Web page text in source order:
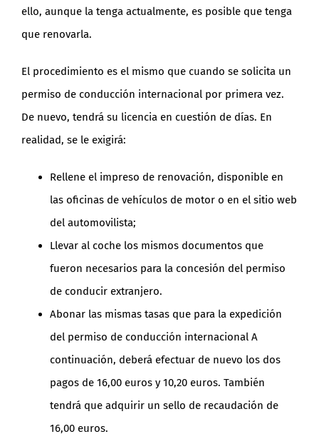
ello, aunque la tenga actualmente, es posible que tenga
que renovarla.
El procedimiento es el mismo que cuando se solicita un
permiso de conducción internacional por primera vez.
De nuevo, tendrá su licencia en cuestión de días. En
realidad, se le exigirá:
Rellene el impreso de renovación, disponible en
las oficinas de vehículos de motor o en el sitio web
del automovilista;
Llevar al coche los mismos documentos que
fueron necesarios para la concesión del permiso
de conducir extranjero.
Abonar las mismas tasas que para la expedición
del permiso de conducción internacional A
continuación, deberá efectuar de nuevo los dos
pagos de 16,00 euros y 10,20 euros. También
tendrá que adquirir un sello de recaudación de
16,00 euros.